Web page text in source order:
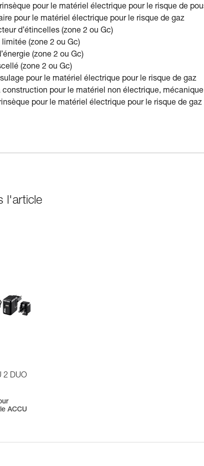
pour le matériel électrique pour le risque de
pour le matériel électrique pour le risque de gaz
d’étincelles (zone 2 ou Gc)
(zone 2 ou Gc)
(zone 2 ou Gc)
(zone 2 ou Gc)
pour le matériel électrique pour le risque de gaz
construction pour le matériel non électrique,
pour le matériel électrique pour le risque de gaz
l'article
2 DUO
ACCU